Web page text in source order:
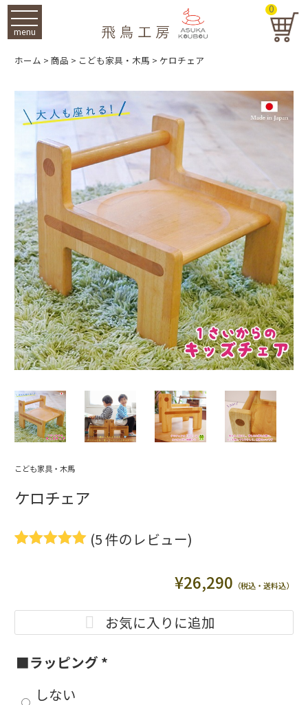
menu
0
ホーム > 商品 > こども家具・木馬 > ケロチェア
こども家具・木馬
ケロチェア
5.00点
(5件のレビュー)
¥26,290 （税込・送料込）
お気に入りに追加
■ラッピング *
しない